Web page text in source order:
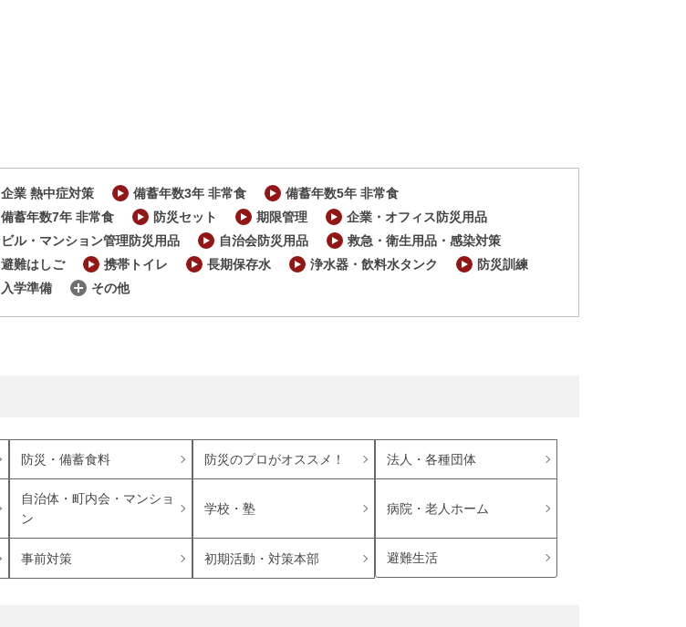
企業 熱中症対策 備蓄年数3年 非常食
備蓄年数5年 非常食
備蓄年数7年 非常食
防災セット 期限管理
企業・オフィス防災用品
ビル・マンション管理防災用品
自治会防災用品
救急・衛生用品・感染対策
避難はしご
携帯トイレ 長期保存水 浄水器・飲料水タンク
防災訓練
入学準備
その他
防災・備蓄食料 防災のプロがオススメ！ 法人・各種団体
自治体・町内会・マンショ
ン
学校・塾 病院・老人ホーム
事前対策 初期活動・対策本部 避難生活